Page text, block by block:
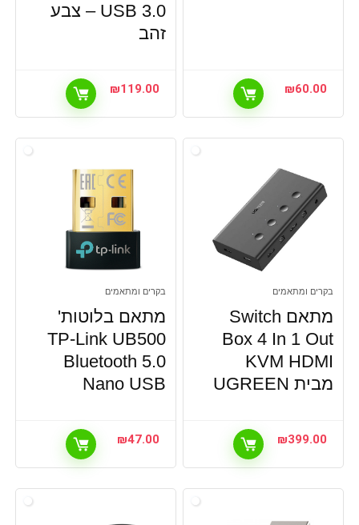
₪60.00
USB 3.0 – צבע
זהב
₪119.00
בקרים ומתאמים
מתאם Switch
Box 4 In 1 Out
KVM HDMI
מבית UGREEN
₪399.00
בקרים ומתאמים
מתאם בלוטות'
TP-Link UB500
Bluetooth 5.0
Nano USB
₪47.00